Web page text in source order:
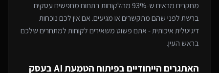
מחקרים מראים ש-93% מהלקוחות בתחום מחפשים עסקים
ברשת לפני שהם מתקשרים או מגיעים. אם אין לכם נוכחות
דיגיטלית איכותית - אתם פשוט משאירים לקוחות למתחריםשלכם
בראש העין.
האתגרים הייחודיים בפיתוח
הטמעת AI בעסק